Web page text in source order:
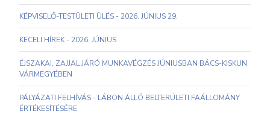
KÉPVISELŐ-TESTÜLETI ÜLÉS - 2026. JÚNIUS 29.
KECELI HÍREK - 2026. JÚNIUS
ÉJSZAKAI, ZAJJAL JÁRÓ MUNKAVÉGZÉS JÚNIUSBAN BÁCS-KISKUN
VÁRMEGYÉBEN
PÁLYÁZATI FELHÍVÁS - LÁBON ÁLLÓ BELTERÜLETI FAÁLLOMÁNY
ÉRTÉKESÍTÉSÉRE